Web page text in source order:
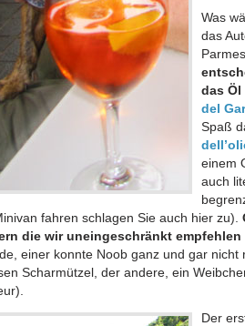
Was
das
das Öl
del
Spaß
einem
auch
fahren schlagen Sie auch hier zu).
die wir uneingeschränkt empfehlen
einer konnte Noob ganz und gar nicht
Scharmützel, der andere, ein
Der